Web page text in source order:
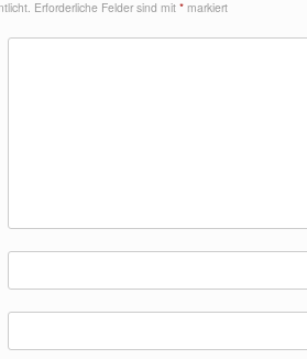
Erforderliche Felder sind mit * markiert